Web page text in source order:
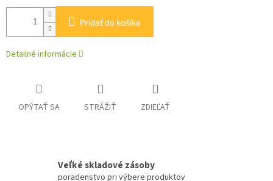
Pridať do košíka
Detailné informácie
OPÝTAŤ SA STRÁŽIŤ ZDIEĽAŤ
Veľké skladové zásoby
poradenstvo pri výbere produktov